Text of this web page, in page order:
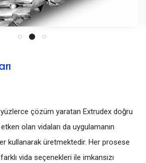
çözüm yaratan Extrudex doğru
olan vidaları da uygulamanın
kullanarak üretmektedir. Her prosese
vida seçenekleri ile imkansızı